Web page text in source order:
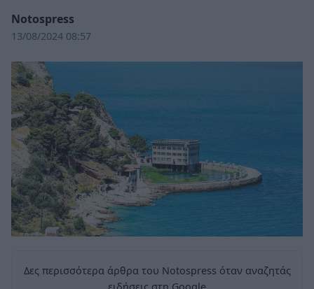
Notospress
13/08/2024 08:57
Δες περισσότερα άρθρα του Notospress όταν αναζητάς